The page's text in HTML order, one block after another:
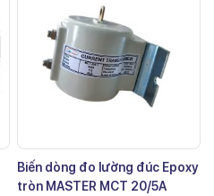
Biến dòng đo lường đúc Epoxy
tròn MASTER MCT 20/5A